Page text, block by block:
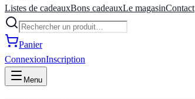
Listes de cadeauxBons cadeauxLe magasinContact
Panier
ConnexionInscription
Menu